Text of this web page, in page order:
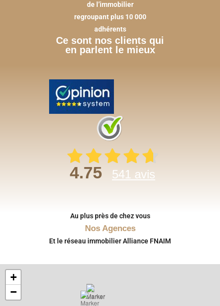
de l’immobilier
regroupant plus 10 000
adhérents
Ce sont nos clients qui
en parlent le mieux
4.75 541 avis
Au plus près de chez vous
Nos Agences
Et le réseau immobilier Alliance FNAIM
+
−